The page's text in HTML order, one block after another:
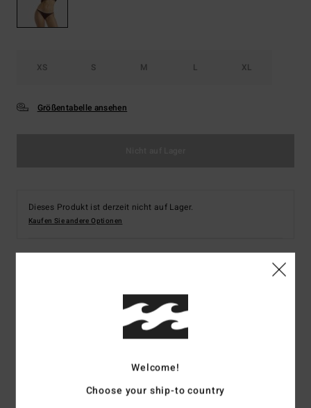
XS S M L XL
Größentabelle ansehen
Dieses Produkt ist derzeit nicht auf Lager.
Kaufen Sie andere Optionen
Frauen Braun Kürzeres T-Shirt
Farbcodersl0
Baumwoll-Jersey [200 g/m2]
Welcome!
Choose your ship-to country